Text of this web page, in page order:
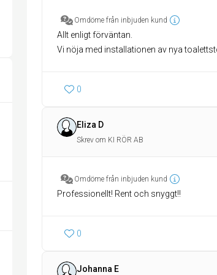
Omdöme från inbjuden kund
Allt enligt förväntan.
0
Eliza D
Skrev om KI RÖR AB
Omdöme från inbjuden kund
Professionellt! Rent och snyggt!!
0
Johanna E